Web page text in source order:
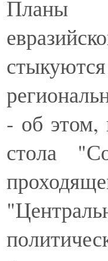
Планы
- об этом,
стола